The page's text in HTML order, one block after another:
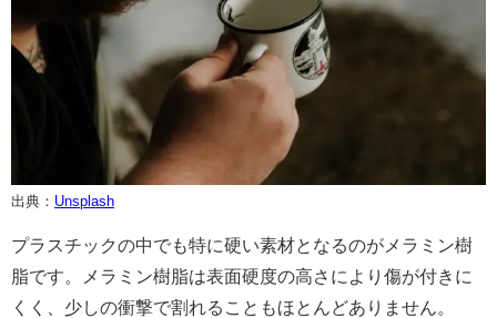
出典： Unsplash
プラスチックの中でも特に硬い素材となるのがメラミン樹
脂です。メラミン樹脂は表面硬度の高さにより傷が付きに
くく、少しの衝撃で割れることもほとんどありません。